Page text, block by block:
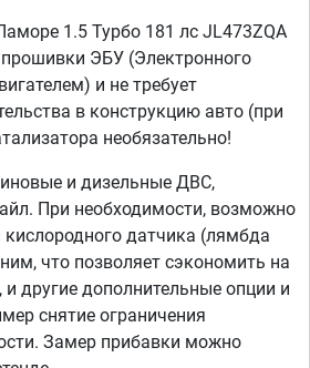
1.5 Турбо 181 лс JL473ZQA
прошивки ЭБУ (Электронного
и не требует
в конструкцию авто (при
необязательно!
и дизельные ДВС,
При необходимости, возможно
кислородного датчика (лямбда
что позволяет сэкономить на
и другие дополнительные опции и
снятие ограничения
Замер прибавки можно